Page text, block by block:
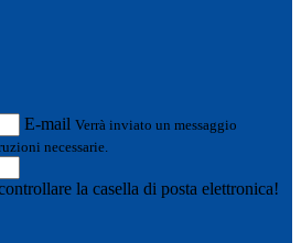
E-mail Verrà inviato un messaggio
necessarie.
la casella di posta elettronica!